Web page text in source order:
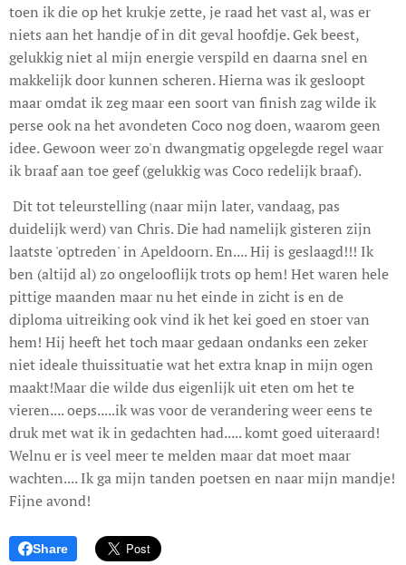
toen ik die op het krukje zette, je raad het vast al, was er
niets aan het handje of in dit geval hoofdje. Gek beest,
gelukkig niet al mijn energie verspild en daarna snel en
makkelijk door kunnen scheren. Hierna was ik gesloopt
maar omdat ik zeg maar een soort van finish zag wilde ik
perse ook na het avondeten Coco nog doen, waarom geen
idee. Gewoon weer zo'n dwangmatig opgelegde regel waar
ik braaf aan toe geef (gelukkig was Coco redelijk braaf).
Dit tot teleurstelling (naar mijn later, vandaag, pas
duidelijk werd) van Chris. Die had namelijk gisteren zijn
laatste 'optreden' in Apeldoorn. En.... Hij is geslaagd!!! Ik
ben (altijd al) zo ongelooflijk trots op hem! Het waren hele
pittige maanden maar nu het einde in zicht is en de
diploma uitreiking ook vind ik het kei goed en stoer van
hem! Hij heeft het toch maar gedaan ondanks een zeker
niet ideale thuissituatie wat het extra knap in mijn ogen
maakt!Maar die wilde dus eigenlijk uit eten om het te
vieren.... oeps.....ik was voor de verandering weer eens te
druk met wat ik in gedachten had..... komt goed uiteraard!
Welnu er is veel meer te melden maar dat moet maar
wachten.... Ik ga mijn tanden poetsen en naar mijn mandje!
Fijne avond!
Share